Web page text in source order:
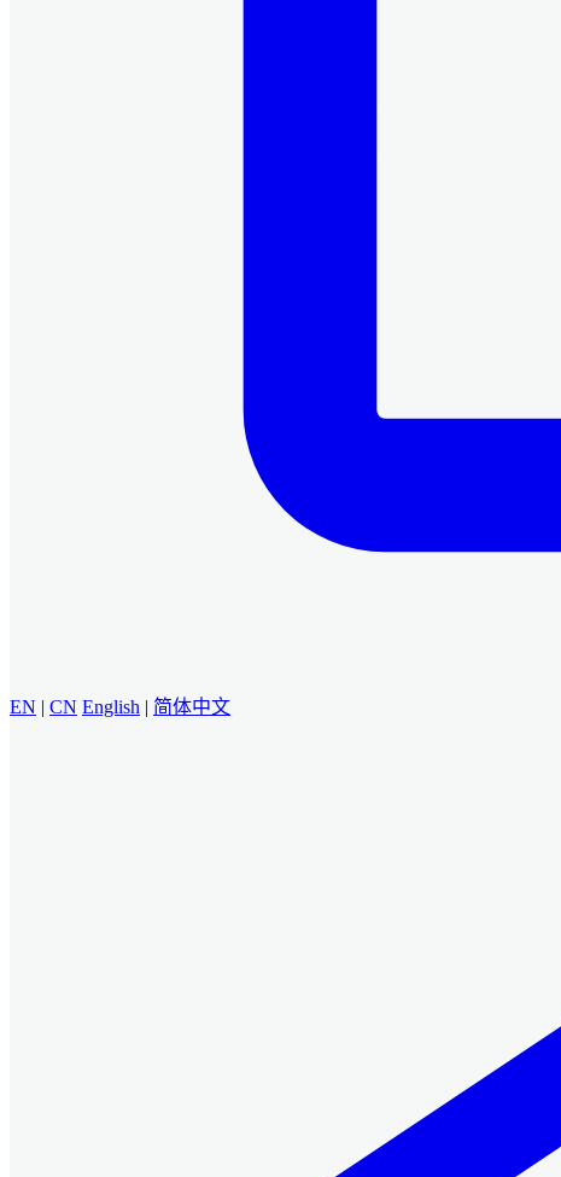
EN | CN English | 简体中文